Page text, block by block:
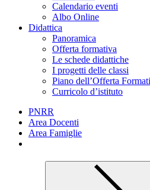
Calendario eventi
Albo Online
Didattica
Panoramica
Offerta formativa
Le schede didattiche
I progetti delle classi
Piano dell’Offerta
Curricolo d’istituto
PNRR
Area Docenti
Area Famiglie